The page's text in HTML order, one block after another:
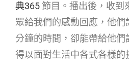
典365 節目。播出後，收到
眾給我們的感動回應，他
分鐘的時間，卻能帶給他們
得以面對生活中各式各樣的